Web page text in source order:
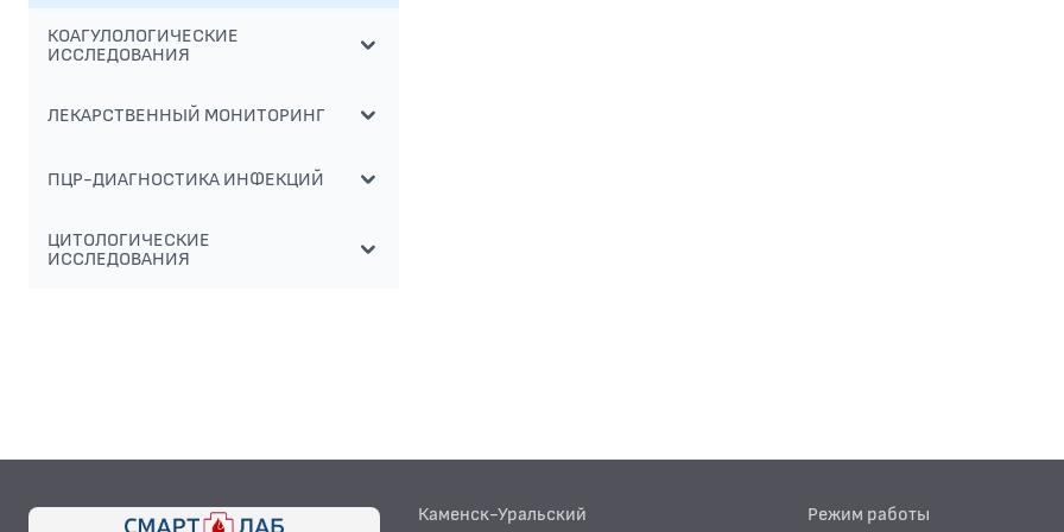
КОАГУЛОЛОГИЧЕСКИЕ
ИССЛЕДОВАНИЯ
ЛЕКАРСТВЕННЫЙ МОНИТОРИНГ
ПЦР-ДИАГНОСТИКА ИНФЕКЦИЙ
ЦИТОЛОГИЧЕСКИЕ
ИССЛЕДОВАНИЯ
Каменск-Уральский Режим работы